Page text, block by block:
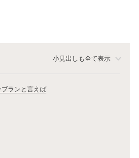
小見出しも全て表示
ランと言えば